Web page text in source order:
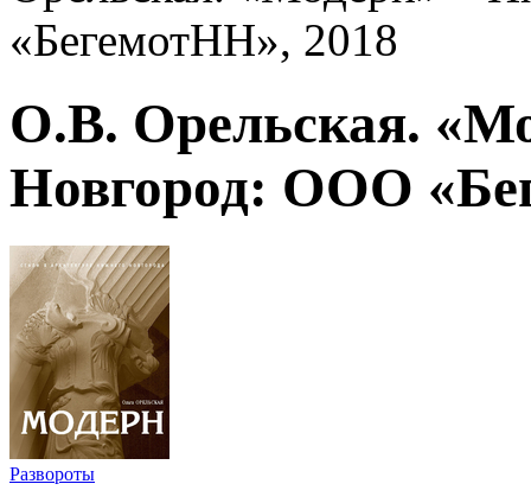
«БегемотНН», 2018
О.В. Орельская.
Новгород: ООО
Развороты